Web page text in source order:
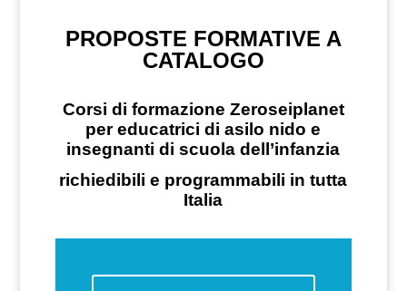
PROPOSTE FORMATIVE A
CATALOGO
Corsi di formazione Zeroseiplanet
per educatrici di asilo nido e
insegnanti di scuola dell’infanzia
richiedibili e programmabili in tutta
Italia